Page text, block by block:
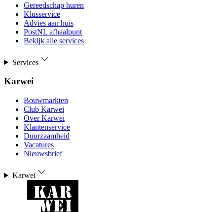
Gereedschap huren
Klusservice
Advies aan huis
PostNL afhaalpunt
Bekijk alle services
Services
Karwei
Bouwmarkten
Club Karwei
Over Karwei
Klantenservice
Duurzaamheid
Vacatures
Nieuwsbrief
Karwei